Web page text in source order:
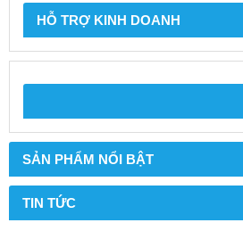
HỖ TRỢ KINH DOANH
SẢN PHẨM NỔI BẬT
TIN TỨC